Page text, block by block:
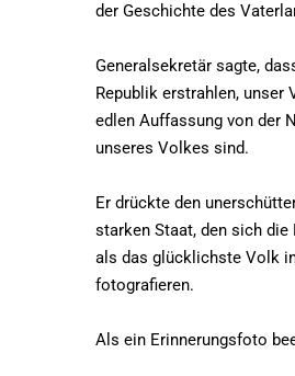
der Geschichte des
Generalsekretär sagte,
Republik erstrahlen,
edlen Auffassung von der
unseres Volkes sind.
Er drückte den
starken Staat, den sich
als das glücklichste Volk
fotografieren.
Als ein Erinnerungsfoto